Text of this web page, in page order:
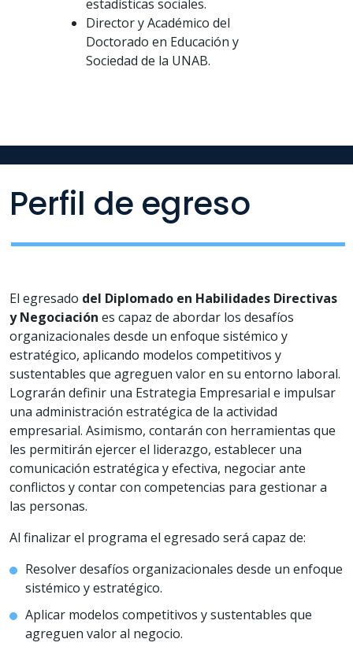
estadísticas sociales.
Director y Académico del
Doctorado en Educación y
Sociedad de la UNAB.
El egresado del Diplomado en Habilidades Directivas
y Negociación es capaz de abordar los desafíos
organizacionales desde un enfoque sistémico y
estratégico, aplicando modelos competitivos y
sustentables que agreguen valor en su entorno laboral.
Lograrán definir una Estrategia Empresarial e impulsar
una administración estratégica de la actividad
empresarial. Asimismo, contarán con herramientas que
les permitirán ejercer el liderazgo, establecer una
comunicación estratégica y efectiva, negociar ante
conflictos y contar con competencias para gestionar a
las personas.
Al finalizar el programa el egresado será capaz de:
Resolver desafíos organizacionales desde un enfoque
sistémico y estratégico.
Aplicar modelos competitivos y sustentables que
agreguen valor al negocio.
Perfil de egreso